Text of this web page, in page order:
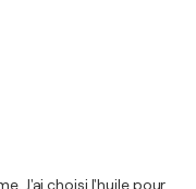
J'ai choisi l'huile pour